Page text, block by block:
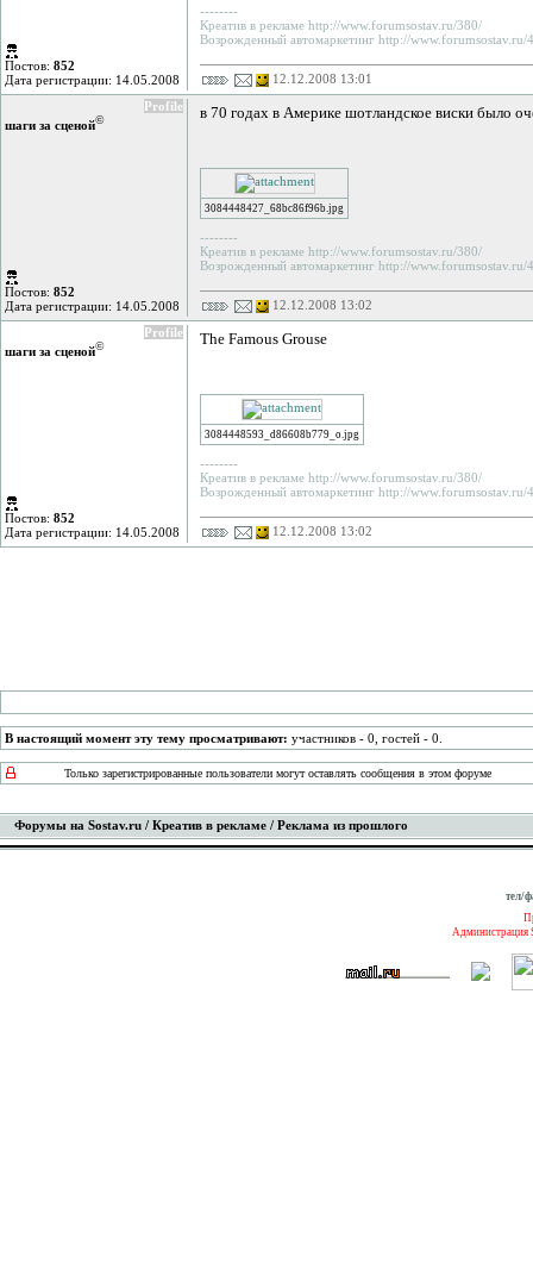
Постов: 852
Дата регистрации: 14.05.2008
--------
Креатив в рекламе http://www.forumsostav.ru/380/
Возрожденный автомаркетинг http://www.forumsostav.ru/
12.12.2008 13:01
Profile
шаги за сценой©
Постов: 852
Дата регистрации: 14.05.2008
в 70 годах в Америке шотландское виски было
3084448427_68bc86f96b.jpg
--------
Креатив в рекламе http://www.forumsostav.ru/380/
Возрожденный автомаркетинг http://www.forumsostav.ru/
12.12.2008 13:02
Profile
шаги за сценой©
Постов: 852
Дата регистрации: 14.05.2008
The Famous Grouse
3084448593_d86608b779_o.jpg
--------
Креатив в рекламе http://www.forumsostav.ru/380/
Возрожденный автомаркетинг http://www.forumsostav.ru/
12.12.2008 13:02
В настоящий момент эту тему просматривают: участников - 0, гостей - 0.
Только зарегистрированные пользователи могут оставлять сообщения в этом форуме
Форумы на Sostav.ru / Креатив в рекламе / Реклама из прошлого
тел/
Администрация